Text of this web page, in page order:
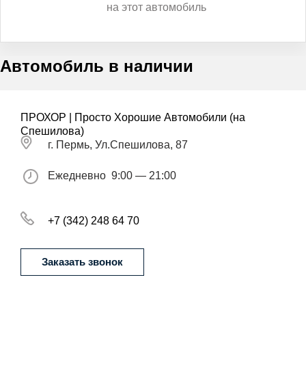
на этот автомобиль
Автомобиль в наличии
ПРОХОР | Просто Хорошие Автомобили (на
Спешилова)
г. Пермь, Ул.Спешилова, 87
Ежедневно 9:00 — 21:00
+7 (342) 248 64 70
Заказать звонок